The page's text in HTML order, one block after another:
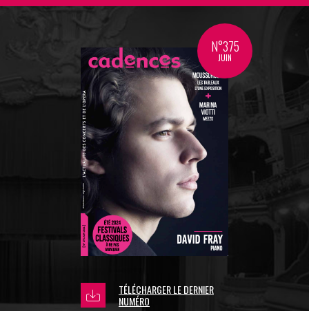
N°375
JUIN
TÉLÉCHARGER LE DERNIER
NUMÉRO